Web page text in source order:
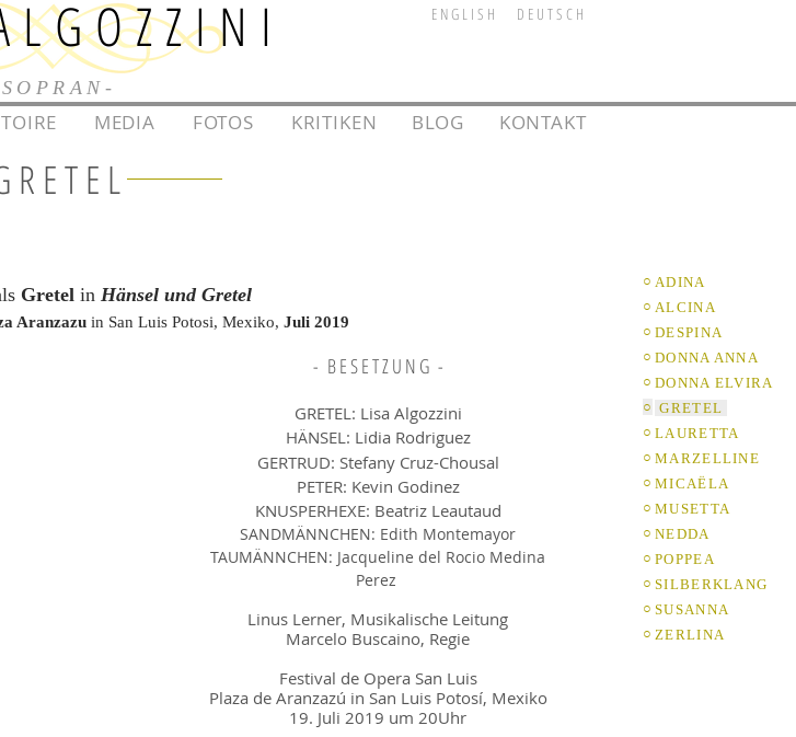
E N G L I S H D E U T S C H
MEDIA FOTOS KRITIKEN BLOG KONTAKTl
- B E S E T Z U N G -
GRETEL: Lisa Algozzini
HÄNSEL: Lidia Rodriguez
GERTRUD: Stefany Cruz-Chousal
PETER: Kevin Godinez
KNUSPERHEXE: Beatriz Leautaud
SANDMÄNNCHEN: Edith Montemayor
TAUMÄNNCHEN: Jacqueline del Rocio Medina
Perez
Linus Lerner, Musikalische Leitung
Marcelo Buscaino, Regie
Festival de Opera San Luis
Plaza de Aranzazú in San Luis Potosí, Mexiko
19. Juli 2019 um 20Uhr
Gretel in Hänsel und Gretel
Aranzazu in San Luis Potosi, Mexiko, Juli 2019
ADINA
ALCINA
DESPINA
DONNA ANNA
DONNA ELVIRA
GRETEL
LAURETTA
MARZELLINE
MICAËLA
MUSETTA
NEDDA
POPPEA
SILBERKLANG
SUSANNA
ZERLINA
○
○
○
○
○
○
○
○
○
○
○
○
○
○
○